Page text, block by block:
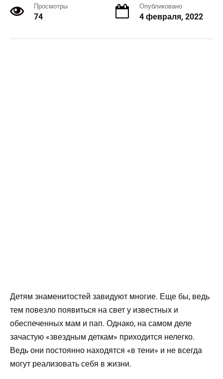
Просмотры
74
Опубликовано
4 февраля, 2022
Детям знаменитостей завидуют многие. Еще бы, ведь
тем повезло появиться на свет у известных и
обеспеченных мам и пап. Однако, на самом деле
зачастую «звездным деткам» приходится нелегко.
Ведь они постоянно находятся «в тени» и не всегда
могут реализовать себя в жизни.